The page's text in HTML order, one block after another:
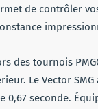
de contrôler
des tournois
Le Vector SMG
0,67 seconde.